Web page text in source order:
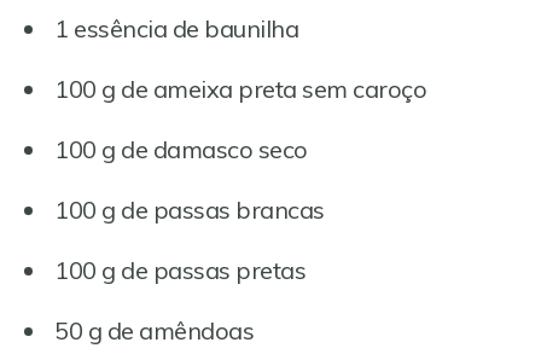
1 essência de baunilha
100 g de ameixa preta sem caroço
100 g de damasco seco
100 g de passas brancas
100 g de passas pretas
50 g de amêndoas